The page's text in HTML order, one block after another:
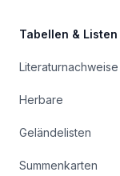
Tabellen & Listen
Literaturnachweise
Herbare
Geländelisten
Summenkarten